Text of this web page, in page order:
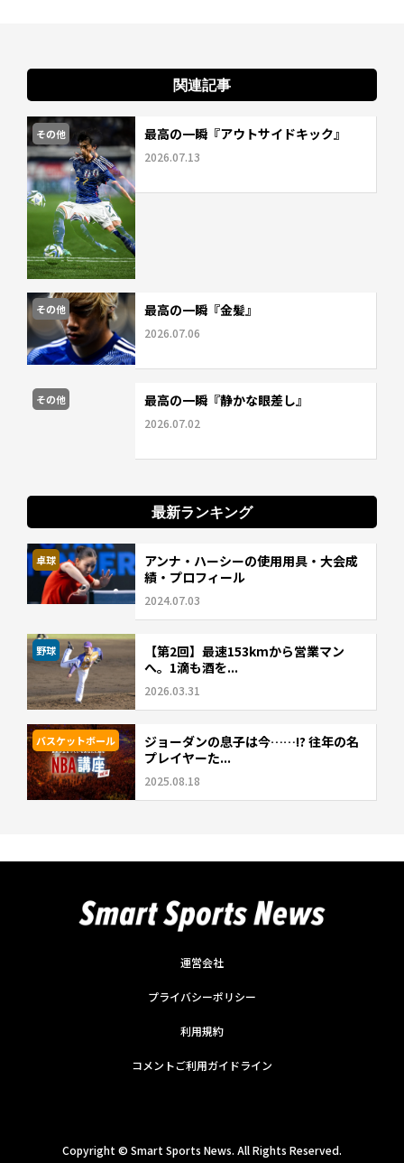
関連記事
その他 最高の一瞬『アウトサイドキック』
2026.07.13
その他 最高の一瞬『金髪』
2026.07.06
その他 最高の一瞬『静かな眼差し』
2026.07.02
最新ランキング
卓球
アンナ・ハーシーの使用用具・大会成
績・プロフィール
2024.07.03
野球
【第2回】最速153kmから営業マン
へ。1滴も酒を...
2026.03.31
バスケットボール
ジョーダンの息子は今……!? 往年の名
プレイヤーた...
2025.08.18
運営会社
プライバシーポリシー
利用規約
コメントご利用ガイドライン
Copyright © Smart Sports News. All Rights Reserved.